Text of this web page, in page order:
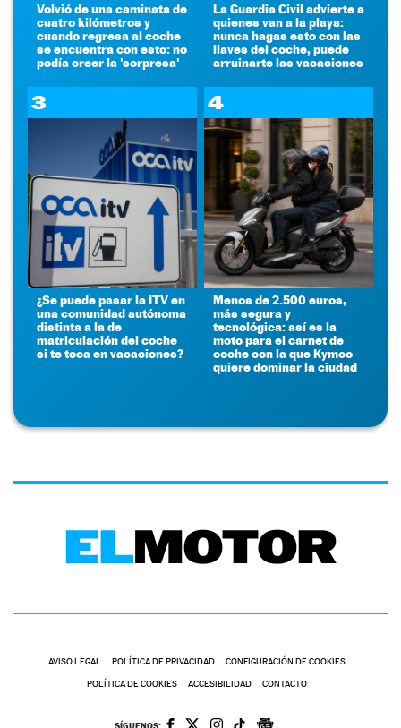
Volvió de una caminata de
cuatro kilómetros y
cuando regresa al coche
se encuentra con esto: no
podía creer la 'sorpresa'
La Guardia Civil advierte a
quienes van a la playa:
nunca hagas esto con las
llaves del coche, puede
arruinarte las vacaciones
3
¿Se puede pasar la ITV en
una comunidad autónoma
distinta a la de
matriculación del coche
si te toca en vacaciones?
4
Menos de 2.500 euros,
más segura y
tecnológica: así es la
moto para el carnet de
coche con la que Kymco
quiere dominar la ciudad
AVISO LEGAL POLÍTICA DE PRIVACIDAD CONFIGURACIÓN DE COOKIES
POLÍTICA DE COOKIES ACCESIBILIDAD CONTACTO
SÍGUENOS: